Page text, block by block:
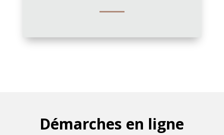
Démarches en ligne